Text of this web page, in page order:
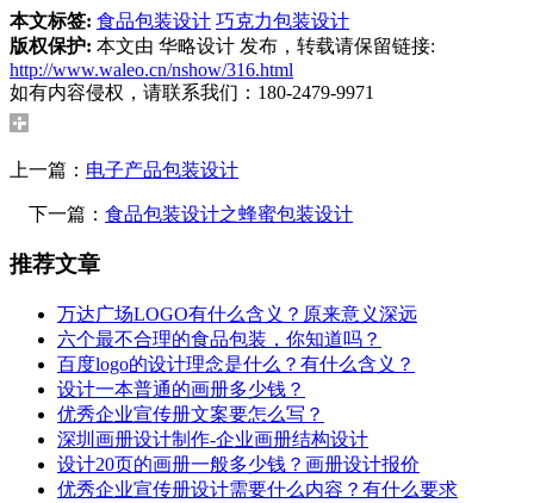
本文标签: 食品包装设计 巧克力包装设计
版权保护: 本文由 华略设计 发布，转载请保留链接:
http://www.waleo.cn/nshow/316.html
如有内容侵权，请联系我们：180-2479-9971
上一篇： 电子产品包装设计
下一篇： 食品包装设计之蜂蜜包装设计
推荐文章
万达广场LOGO有什么含义？原来意义深远
六个最不合理的食品包装，你知道吗？
百度logo的设计理念是什么？有什么含义？
设计一本普通的画册多少钱？
优秀企业宣传册文案要怎么写？
深圳画册设计制作-企业画册结构设计
设计20页的画册一般多少钱？画册设计报价
优秀企业宣传册设计需要什么内容？有什么要求